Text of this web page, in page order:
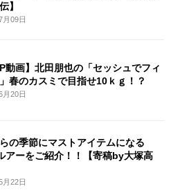
】
月09日
動画】北田朋也の「セッシュでフィ
春のカスミで目指せ10ｋｇ！？
月20日
の季節にマストアイテムになる
アーをご紹介！！【寄稿by大塚高
月22日